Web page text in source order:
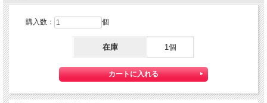
購入数： 個
在庫 1個